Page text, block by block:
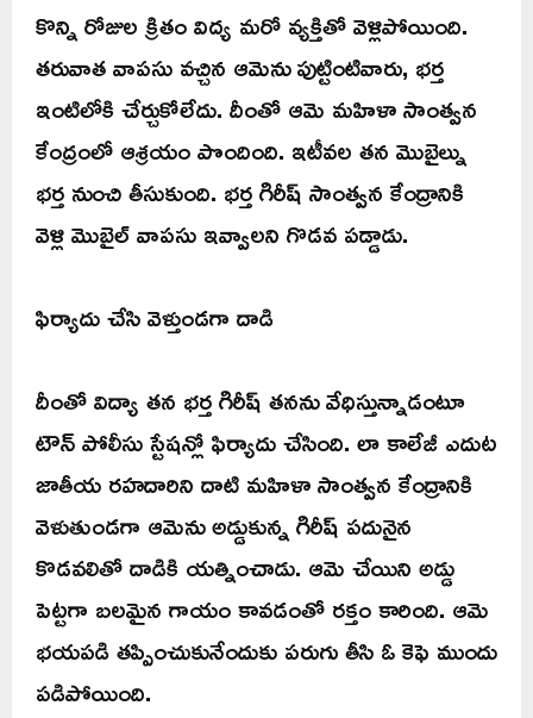
కొన్ని రోజుల క్రితం విద్య మరో వ్యక్తితో వెళ్లిపోయింది.
తరువాత వాపసు వచ్చిన ఆమెను పుట్టింటివారు, భర్త
ఇంటిలోకి చేర్చుకోలేదు. దీంతో ఆమె మహిళా సాంత్వన
కేంద్రంలో ఆశ్రయం పొందింది. ఇటీవల తన మొబైల్ను
భర్త నుంచి తీసుకుంది. భర్త గిరీష్ సాంత్వన కేంద్రానికి
వెళ్లి మొబైల్ వాపసు ఇవ్వాలని గొడవ పడ్డాడు.
ఫిర్యాదు చేసి వెళ్తుండగా దాడి
దీంతో విద్యా తన భర్త గిరీష్ తనను వేధిస్తున్నాడంటూ
టౌన్ పోలీసు స్టేషన్లో ఫిర్యాదు చేసింది. లా కాలేజీ ఎదుట
జాతీయ రహదారిని దాటి మహిళా సాంత్వన కేంద్రానికి
వెళుతుండగా ఆమెను అడ్డుకున్న గిరీష్ పదునైన
కొడవలితో దాడికి యత్నించాడు. ఆమె చేయిని అడ్డు
పెట్టగా బలమైన గాయం కావడంతో రక్తం కారింది. ఆమె
భయపడి తప్పించుకునేందుకు పరుగు తీసి ఓ కెఫె ముందు
పడిపోయింది.